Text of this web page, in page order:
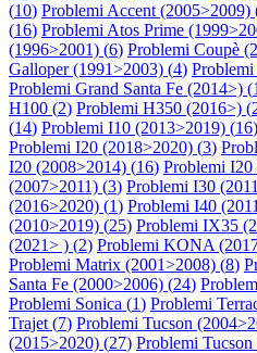
(10) Problemi Accent (2005>2009)
(16) Problemi Atos Prime
(1996>2001) (6) Problemi Coupè
Galloper (1991>2003) (4)
Problemi Grand Santa Fe (2014>) (1
H100 (2) Problemi H350 (2016>) (
(14) Problemi I10 (2013>2019) (16)
Problemi I20 (2018>2020) (3)
I20 (2008>2014) (16) Problemi
(2007>2011) (3) Problemi I30
(2016>2020) (1) Problemi I40
(2010>2019) (25) Problemi IX35
(2021> ) (2) Problemi KONA
Problemi Matrix (2001>2008) (8)
Santa Fe (2000>2006) (24)
Problemi Sonica (1) Problemi
Trajet (7) Problemi Tucson
(2015>2020) (27) Problemi